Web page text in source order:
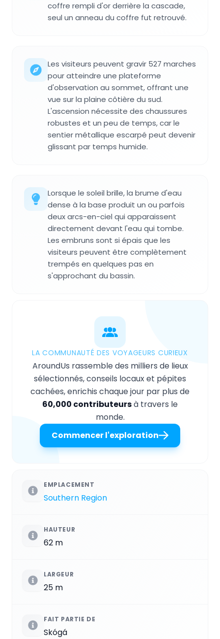
coffre rempli d'or derrière la cascade,
seul un anneau du coffre fut retrouvé.
Les visiteurs peuvent gravir 527 marches
pour atteindre une plateforme
d'observation au sommet, offrant une
vue sur la plaine côtière du sud.
L'ascension nécessite des chaussures
robustes et un peu de temps, car le
sentier métallique escarpé peut devenir
glissant par temps humide.
Lorsque le soleil brille, la brume d'eau
dense à la base produit un ou parfois
deux arcs-en-ciel qui apparaissent
directement devant l'eau qui tombe.
Les embruns sont si épais que les
visiteurs peuvent être complètement
trempés en quelques pas en
s'approchant du bassin.
LA COMMUNAUTÉ DES VOYAGEURS CURIEUX
AroundUs rassemble des milliers de lieux
sélectionnés, conseils locaux et pépites
cachées, enrichis chaque jour par plus de
60,000 contributeursà travers le
monde.
Commencer l'exploration
EMPLACEMENT
Southern Region
HAUTEUR
62 m
LARGEUR
25 m
FAIT PARTIE DE
Skógá